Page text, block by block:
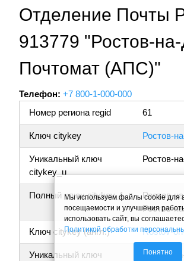
Отделение Почты
913779 "Ростов-
Почтомат (АПС)"
Телефон: +7 800-1-000-000
Номер региона regid
61
Ключ citykey Ростов-
Уникальный ключ
citykey_u
Ростов-
Полный ключ citykey_f
Ростов-
Ростов-
Ключ citykey (англ.) Rostov-
Уникальный ключ
Rostov-
Мы используем файлы cookie для
посещаемости и улучшения
использовать сайт, вы
Политикой обработки
Понятно